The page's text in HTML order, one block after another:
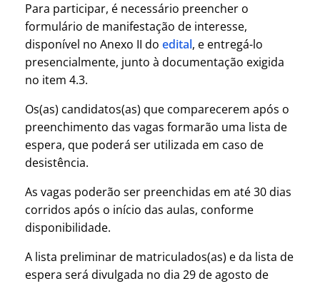
Para participar, é necessário preencher o
formulário de manifestação de interesse,
disponível no Anexo II do edital, e entregá-lo
presencialmente, junto à documentação exigida
no item 4.3.
Os(as) candidatos(as) que comparecerem após o
preenchimento das vagas formarão uma lista de
espera, que poderá ser utilizada em caso de
desistência.
As vagas poderão ser preenchidas em até 30 dias
corridos após o início das aulas, conforme
disponibilidade.
A lista preliminar de matriculados(as) e da lista de
espera será divulgada no dia 29 de agosto de